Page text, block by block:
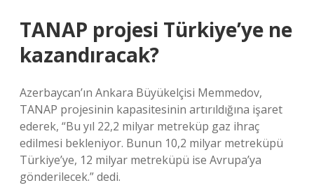
TANAP projesi Türkiye’ye ne
kazandıracak?
Azerbaycan’ın Ankara Büyükelçisi Memmedov,
TANAP projesinin kapasitesinin artırıldığına işaret
ederek, “Bu yıl 22,2 milyar metreküp gaz ihraç
edilmesi bekleniyor. Bunun 10,2 milyar metreküpü
Türkiye’ye, 12 milyar metreküpü ise Avrupa’ya
gönderilecek.” dedi.